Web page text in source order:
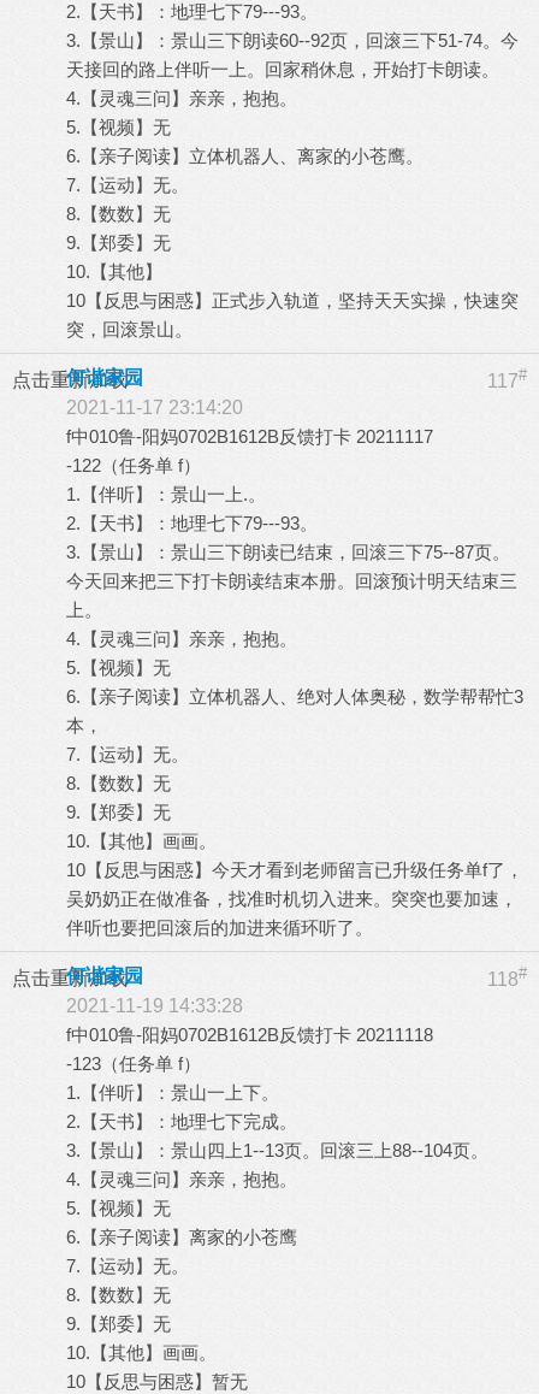
2.【天书】：地理七下79---93。
3.【景山】：景山三下朗读60--92页，回滚三下51-74。今
天接回的路上伴听一上。回家稍休息，开始打卡朗读。
4.【灵魂三问】亲亲，抱抱。
5.【视频】无
6.【亲子阅读】立体机器人、离家的小苍鹰。
7.【运动】无。
8.【数数】无
9.【郑委】无
10.【其他】
10【反思与困惑】正式步入轨道，坚持天天实操，快速突
突，回滚景山。
点击重新加载 117#
何谐家园
2021-11-17 23:14:20
f中010鲁-阳妈0702B1612B反馈打卡 20211117
-122（任务单 f）
1.【伴听】：景山一上.。
2.【天书】：地理七下79---93。
3.【景山】：景山三下朗读已结束，回滚三下75--87页。
今天回来把三下打卡朗读结束本册。回滚预计明天结束三
上。
4.【灵魂三问】亲亲，抱抱。
5.【视频】无
6.【亲子阅读】立体机器人、绝对人体奥秘，数学帮帮忙3
本，
7.【运动】无。
8.【数数】无
9.【郑委】无
10.【其他】画画。
10【反思与困惑】今天才看到老师留言已升级任务单f了，
吴奶奶正在做准备，找准时机切入进来。突突也要加速，
伴听也要把回滚后的加进来循环听了。
点击重新加载 118#
何谐家园
2021-11-19 14:33:28
f中010鲁-阳妈0702B1612B反馈打卡 20211118
-123（任务单 f）
1.【伴听】：景山一上下。
2.【天书】：地理七下完成。
3.【景山】：景山四上1--13页。回滚三上88--104页。
4.【灵魂三问】亲亲，抱抱。
5.【视频】无
6.【亲子阅读】离家的小苍鹰
7.【运动】无。
8.【数数】无
9.【郑委】无
10.【其他】画画。
10【反思与困惑】暂无